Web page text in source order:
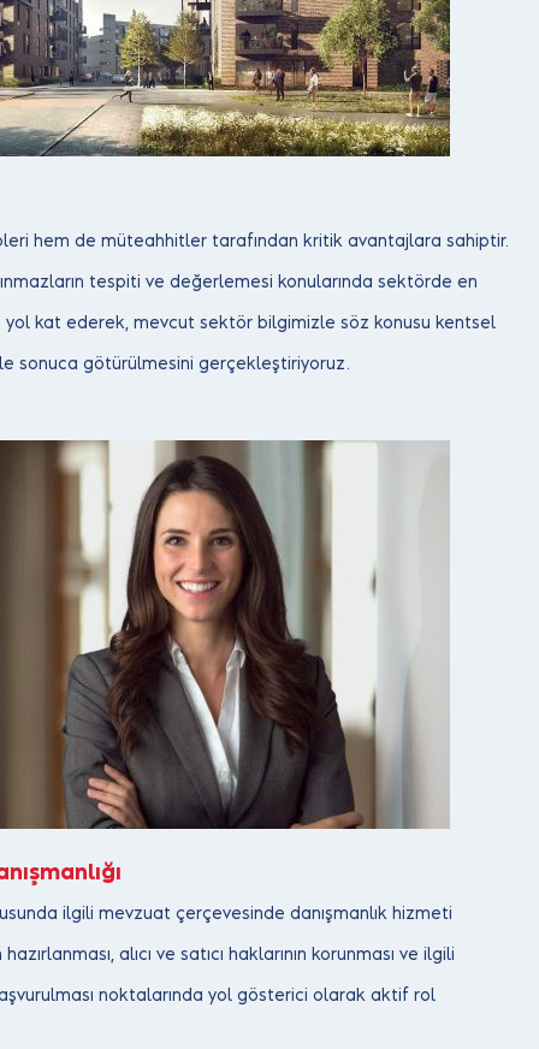
hem de müteahhitler tarafından kritik avantajlara sahiptir.
tespiti ve değerlemesi konularında sektörde en
yol kat ederek, mevcut sektör bilgimizle söz konusu kentsel
sonuca götürülmesini gerçekleştiriyoruz.
ilgili mevzuat çerçevesinde danışmanlık hizmeti
alıcı ve satıcı haklarının korunması ve ilgili
noktalarında yol gösterici olarak aktif rol